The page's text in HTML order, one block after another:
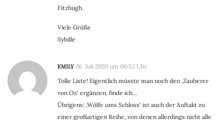
Fitzhugh.
Viele Grüße
Sybille
EMILY 26. Juli 2020 um 06:52 Uhr
Tolle Liste! Eigentlich müsste man noch den ‚Zauberer
von Oz‘ ergänzen, finde ich…
Übrigens: ‚Wölfe ums Schloss‘ ist auch der Auftakt zu
einer großartigen Reihe, von denen allerdings nicht alle